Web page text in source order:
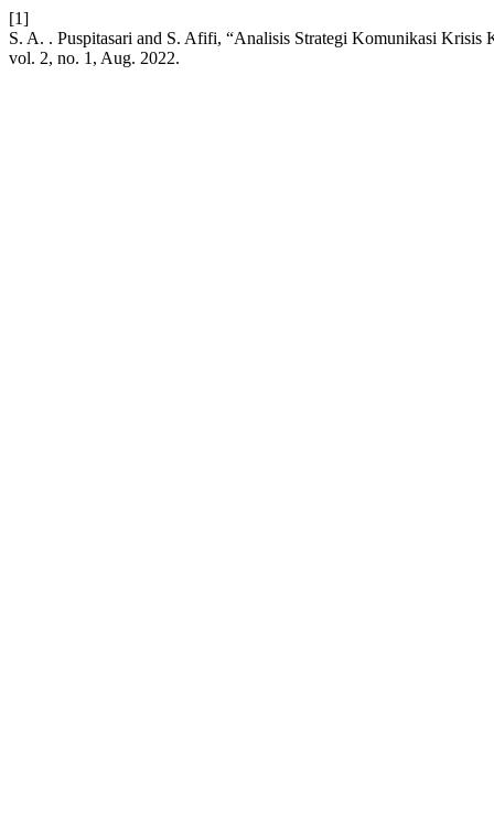
[1]
S. A. . Puspitasari and S. Afifi, “Analisis Strategi Komunikasi
vol. 2, no. 1, Aug. 2022.